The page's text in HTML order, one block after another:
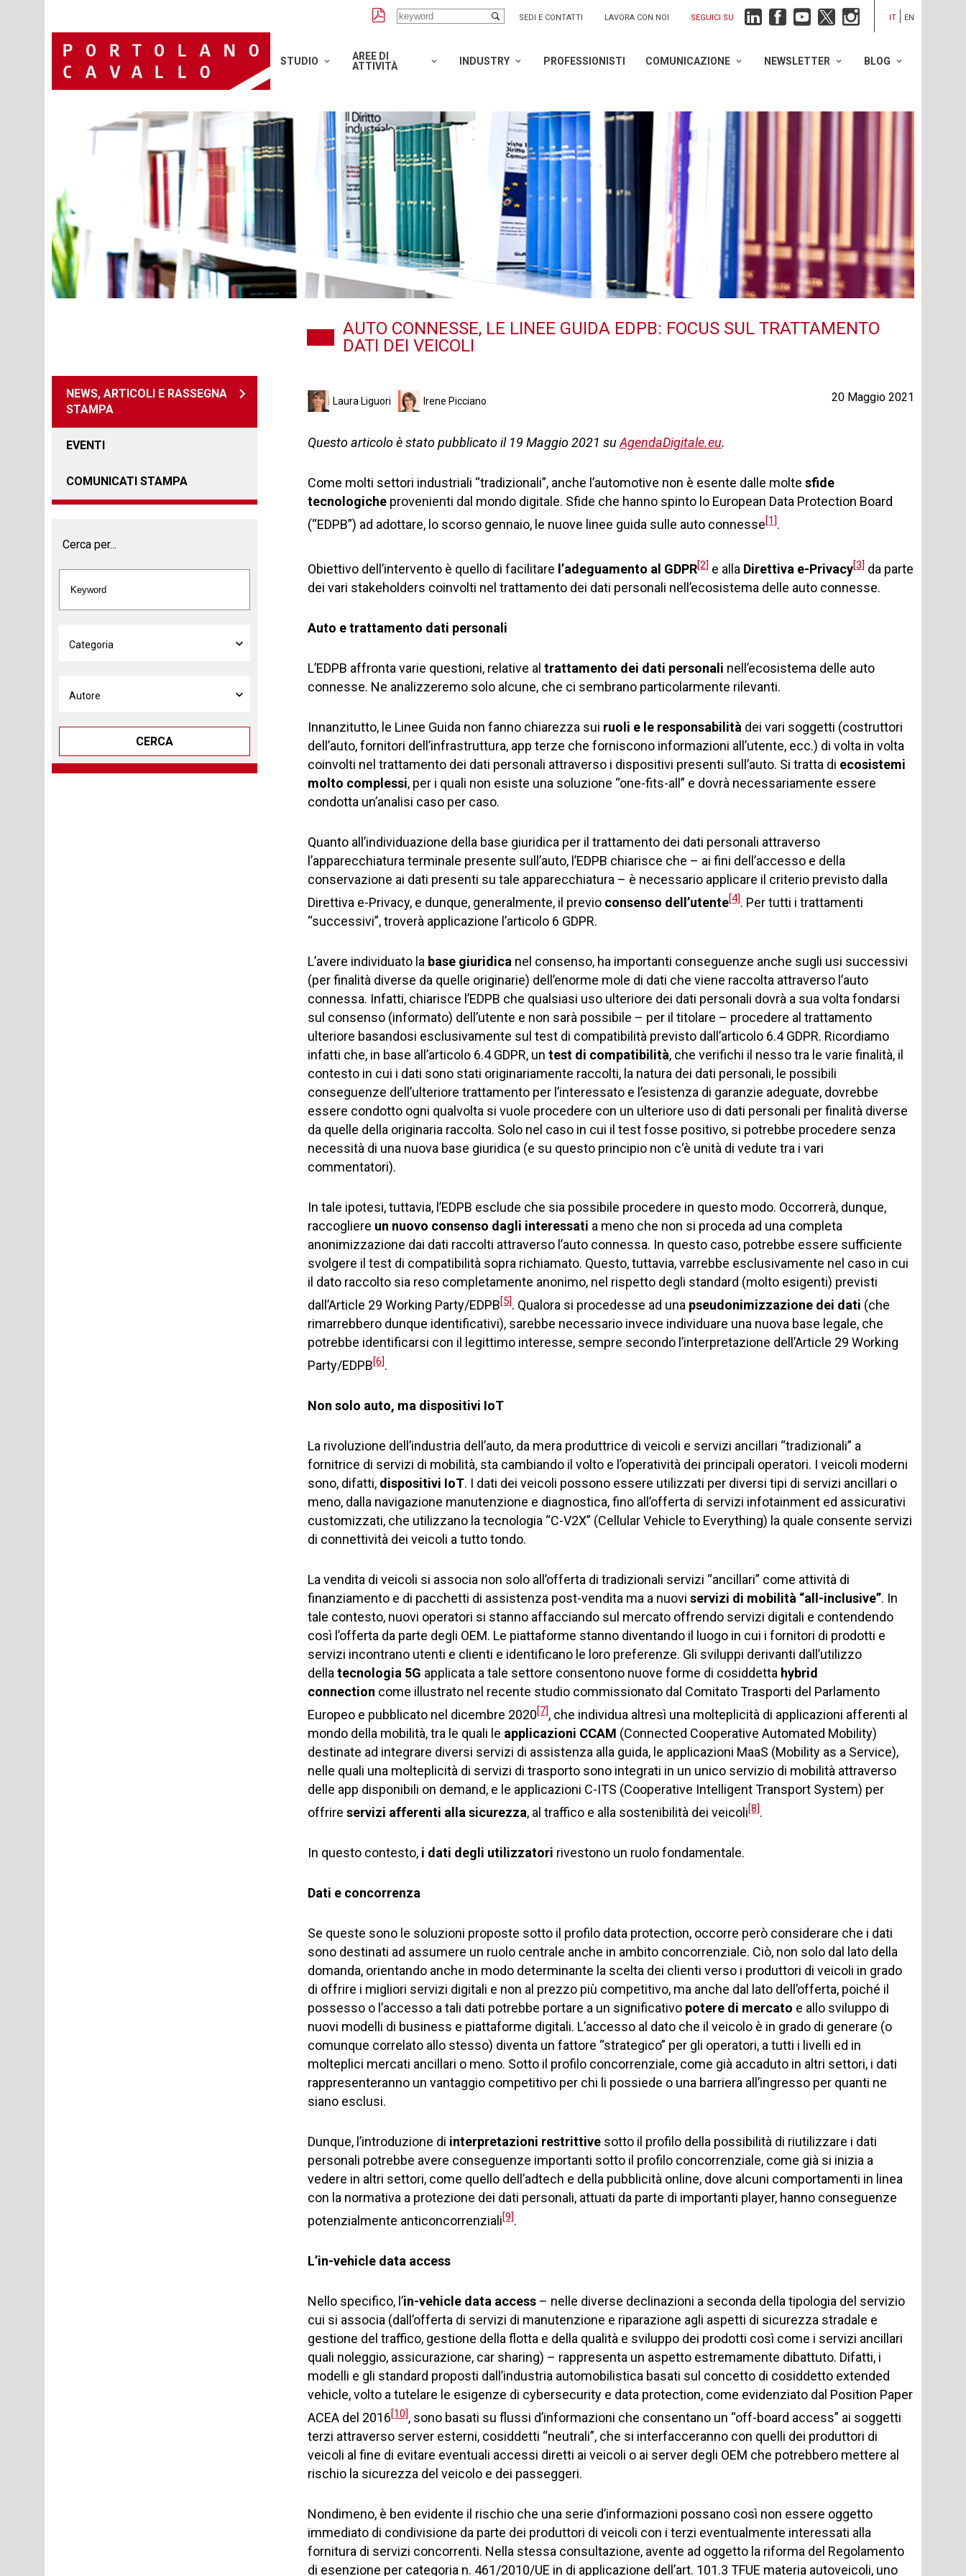
SEDI E CONTATTI LAVORA CON NOI SEGUICI SU IT EN
STUDIO
AREE DI
ATTIVITÀ
INDUSTRY PROFESSIONISTI COMUNICAZIONE NEWSLETTER BLOG
AUTO CONNESSE, LE LINEE GUIDA EDPB: FOCUS SUL TRATTAMENTO
DATI DEI VEICOLI
NEWS, ARTICOLI E RASSEGNA
STAMPA
EVENTI
COMUNICATI STAMPA
Cerca per...
CERCA
Laura Liguori Irene Picciano 20 Maggio 2021
Questo articolo è stato pubblicato il 19 Maggio 2021 su AgendaDigitale.eu.
Come molti settori industriali “tradizionali”, anche l’automotive non è esente dalle molte sfide
tecnologiche provenienti dal mondo digitale. Sfide che hanno spinto lo European Data Protection Board
(“EDPB”) ad adottare, lo scorso gennaio, le nuove linee guida sulle auto connesse[1].
Obiettivo dell’intervento è quello di facilitare l’adeguamento al GDPR[2] e alla Direttiva e-Privacy[3] da parte
dei vari stakeholders coinvolti nel trattamento dei dati personali nell’ecosistema delle auto connesse.
Auto e trattamento dati personali
L’EDPB affronta varie questioni, relative al trattamento dei dati personali nell’ecosistema delle auto
connesse. Ne analizzeremo solo alcune, che ci sembrano particolarmente rilevanti.
Innanzitutto, le Linee Guida non fanno chiarezza sui ruoli e le responsabilità dei vari soggetti (costruttori
dell’auto, fornitori dell’infrastruttura, app terze che forniscono informazioni all’utente, ecc.) di volta in volta
coinvolti nel trattamento dei dati personali attraverso i dispositivi presenti sull’auto. Si tratta di ecosistemi
molto complessi, per i quali non esiste una soluzione “one-fits-all” e dovrà necessariamente essere
condotta un’analisi caso per caso.
Quanto all’individuazione della base giuridica per il trattamento dei dati personali attraverso
l’apparecchiatura terminale presente sull’auto, l’EDPB chiarisce che – ai fini dell’accesso e della
conservazione ai dati presenti su tale apparecchiatura – è necessario applicare il criterio previsto dalla
Direttiva e-Privacy, e dunque, generalmente, il previo consenso dell’utente[4]. Per tutti i trattamenti
“successivi”, troverà applicazione l’articolo 6 GDPR.
L’avere individuato la base giuridica nel consenso, ha importanti conseguenze anche sugli usi successivi
(per finalità diverse da quelle originarie) dell’enorme mole di dati che viene raccolta attraverso l’auto
connessa. Infatti, chiarisce l’EDPB che qualsiasi uso ulteriore dei dati personali dovrà a sua volta fondarsi
sul consenso (informato) dell’utente e non sarà possibile – per il titolare – procedere al trattamento
ulteriore basandosi esclusivamente sul test di compatibilità previsto dall’articolo 6.4 GDPR. Ricordiamo
infatti che, in base all’articolo 6.4 GDPR, un test di compatibilità, che verifichi il nesso tra le varie finalità, il
contesto in cui i dati sono stati originariamente raccolti, la natura dei dati personali, le possibili
conseguenze dell’ulteriore trattamento per l’interessato e l’esistenza di garanzie adeguate, dovrebbe
essere condotto ogni qualvolta si vuole procedere con un ulteriore uso di dati personali per finalità diverse
da quelle della originaria raccolta. Solo nel caso in cui il test fosse positivo, si potrebbe procedere senza
necessità di una nuova base giuridica (e su questo principio non c‘è unità di vedute tra i vari
commentatori).
In tale ipotesi, tuttavia, l’EDPB esclude che sia possibile procedere in questo modo. Occorrerà, dunque,
raccogliere un nuovo consenso dagli interessati a meno che non si proceda ad una completa
anonimizzazione dai dati raccolti attraverso l’auto connessa. In questo caso, potrebbe essere sufficiente
svolgere il test di compatibilità sopra richiamato. Questo, tuttavia, varrebbe esclusivamente nel caso in cui
il dato raccolto sia reso completamente anonimo, nel rispetto degli standard (molto esigenti) previsti
dall’Article 29 Working Party/EDPB[5]. Qualora si procedesse ad una pseudonimizzazione dei dati (che
rimarrebbero dunque identificativi), sarebbe necessario invece individuare una nuova base legale, che
potrebbe identificarsi con il legittimo interesse, sempre secondo l’interpretazione dell’Article 29 Working
Party/EDPB[6].
Non solo auto, ma dispositivi IoT
La rivoluzione dell’industria dell’auto, da mera produttrice di veicoli e servizi ancillari “tradizionali” a
fornitrice di servizi di mobilità, sta cambiando il volto e l’operatività dei principali operatori. I veicoli moderni
sono, difatti, dispositivi IoT. I dati dei veicoli possono essere utilizzati per diversi tipi di servizi ancillari o
meno, dalla navigazione manutenzione e diagnostica, fino all’offerta di servizi infotainment ed assicurativi
customizzati, che utilizzano la tecnologia “C-V2X” (Cellular Vehicle to Everything) la quale consente servizi
di connettività dei veicoli a tutto tondo.
La vendita di veicoli si associa non solo all’offerta di tradizionali servizi “ancillari” come attività di
finanziamento e di pacchetti di assistenza post-vendita ma a nuovi servizi di mobilità “all-inclusive”. In
tale contesto, nuovi operatori si stanno affacciando sul mercato offrendo servizi digitali e contendendo
così l’offerta da parte degli OEM. Le piattaforme stanno diventando il luogo in cui i fornitori di prodotti e
servizi incontrano utenti e clienti e identificano le loro preferenze. Gli sviluppi derivanti dall’utilizzo
della tecnologia 5G applicata a tale settore consentono nuove forme di cosiddetta hybrid
connection come illustrato nel recente studio commissionato dal Comitato Trasporti del Parlamento
Europeo e pubblicato nel dicembre 2020[7], che individua altresì una molteplicità di applicazioni afferenti al
mondo della mobilità, tra le quali le applicazioni CCAM (Connected Cooperative Automated Mobility)
destinate ad integrare diversi servizi di assistenza alla guida, le applicazioni MaaS (Mobility as a Service),
nelle quali una molteplicità di servizi di trasporto sono integrati in un unico servizio di mobilità attraverso
delle app disponibili on demand, e le applicazioni C-ITS (Cooperative Intelligent Transport System) per
offrire servizi afferenti alla sicurezza, al traffico e alla sostenibilità dei veicoli[8].
In questo contesto, i dati degli utilizzatori rivestono un ruolo fondamentale.
Dati e concorrenza
Se queste sono le soluzioni proposte sotto il profilo data protection, occorre però considerare che i dati
sono destinati ad assumere un ruolo centrale anche in ambito concorrenziale. Ciò, non solo dal lato della
domanda, orientando anche in modo determinante la scelta dei clienti verso i produttori di veicoli in grado
di offrire i migliori servizi digitali e non al prezzo più competitivo, ma anche dal lato dell’offerta, poiché il
possesso o l’accesso a tali dati potrebbe portare a un significativo potere di mercato e allo sviluppo di
nuovi modelli di business e piattaforme digitali. L’accesso al dato che il veicolo è in grado di generare (o
comunque correlato allo stesso) diventa un fattore “strategico” per gli operatori, a tutti i livelli ed in
molteplici mercati ancillari o meno. Sotto il profilo concorrenziale, come già accaduto in altri settori, i dati
rappresenteranno un vantaggio competitivo per chi li possiede o una barriera all’ingresso per quanti ne
siano esclusi.
Dunque, l’introduzione di interpretazioni restrittive sotto il profilo della possibilità di riutilizzare i dati
personali potrebbe avere conseguenze importanti sotto il profilo concorrenziale, come già si inizia a
vedere in altri settori, come quello dell’adtech e della pubblicità online, dove alcuni comportamenti in linea
con la normativa a protezione dei dati personali, attuati da parte di importanti player, hanno conseguenze
potenzialmente anticoncorrenziali[9].
L’in-vehicle data access
Nello specifico, l’in-vehicle data access – nelle diverse declinazioni a seconda della tipologia del servizio
cui si associa (dall’offerta di servizi di manutenzione e riparazione agli aspetti di sicurezza stradale e
gestione del traffico, gestione della flotta e della qualità e sviluppo dei prodotti così come i servizi ancillari
quali noleggio, assicurazione, car sharing) – rappresenta un aspetto estremamente dibattuto. Difatti, i
modelli e gli standard proposti dall’industria automobilistica basati sul concetto di cosiddetto extended
vehicle, volto a tutelare le esigenze di cybersecurity e data protection, come evidenziato dal Position Paper
ACEA del 2016[10], sono basati su flussi d’informazioni che consentano un “off-board access” ai soggetti
terzi attraverso server esterni, cosiddetti “neutrali”, che si interfacceranno con quelli dei produttori di
veicoli al fine di evitare eventuali accessi diretti ai veicoli o ai server degli OEM che potrebbero mettere al
rischio la sicurezza del veicolo e dei passeggeri.
Nondimeno, è ben evidente il rischio che una serie d’informazioni possano così non essere oggetto
immediato di condivisione da parte dei produttori di veicoli con i terzi eventualmente interessati alla
fornitura di servizi concorrenti. Nella stessa consultazione, avente ad oggetto la riforma del Regolamento
di esenzione per categoria n. 461/2010/UE in di applicazione dell’art. 101.3 TFUE materia autoveicoli, uno